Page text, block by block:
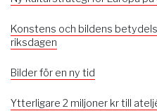
Konstens och bildens
riksdagen
Bilder för en ny tid
Ytterligare 2 miljoner kr till